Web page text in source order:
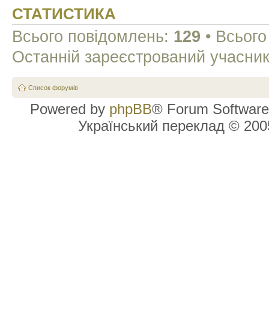
СТАТИСТИКА
Всього повідомлень: 129 •
Останній зареєстрований
Список форумів
Powered by phpBB® Forum
Український переклад ©